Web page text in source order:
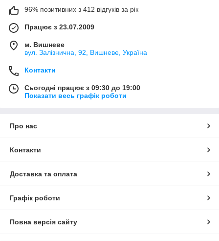
96% позитивних з 412 відгуків за рік
Працює з 23.07.2009
м. Вишневе
вул. Залізнична, 92, Вишневе, Україна
Контакти
Сьогодні працює з 09:30 до 19:00
Показати весь графік роботи
Про нас
Контакти
Доставка та оплата
Графік роботи
Повна версія сайту